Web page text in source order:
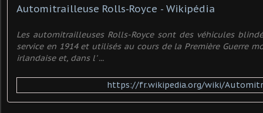
Automitrailleuse Rolls-Royce - Wikipédia
Les automitrailleuses Rolls-Royce sont des véhicules
service en 1914 et utilisés au cours de la Première Guerre
irlandaise et, dans l' ...
https://fr.wikipedia.org/wiki/